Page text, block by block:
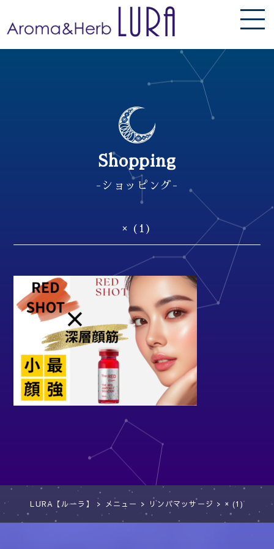
Shopping
-ショッピング-
× (1)
LURA【ルーラ】 > メニュー > リンパマッサージ > × (1)